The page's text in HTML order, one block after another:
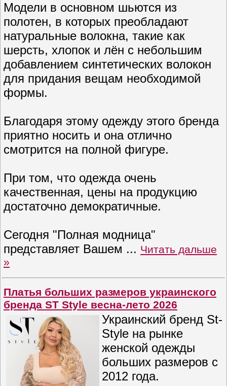
Модели в основном шьются из
полотен, в которых преобладают
натуральные волокна, такие как
шерсть, хлопок и лён с небольшим
добавлением синтетических волокон
для придания вещам необходимой
формы.
Благодаря этому одежду этого бренда
приятно носить и она отлично
смотрится на полной фигуре.
При том, что одежда очень
качественная, цены на продукцию
достаточно демократичные.
Сегодня "Полная модница"
представляет Вашем ... Читать дальше
»
Платья больших размеров украинского
бренда ST Style весна-лето 2026
Украинский бренд St-
Style на рынке
женской одежды
больших размеров с
2012 года.